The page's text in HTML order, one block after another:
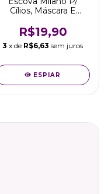
Cílios, Máscara E
Boni
R$19,90
3 x de R$6,63 sem juros
ESPIAR